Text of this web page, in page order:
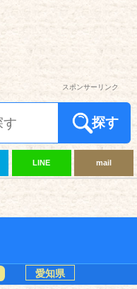
スポンサーリンク
探す
LINE mail
愛知県